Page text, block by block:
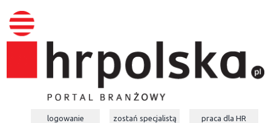
logowanie zostań specjalistą praca dla HR